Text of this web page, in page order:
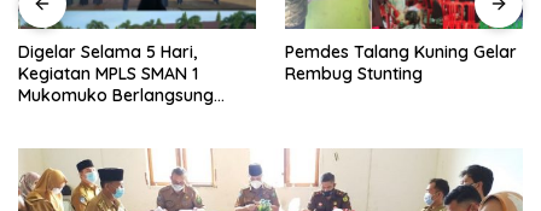
Digelar Selama 5 Hari,
Kegiatan MPLS SMAN 1
Mukomuko Berlangsung
Pemdes Talang Kuning Gelar
Rembug Stunting